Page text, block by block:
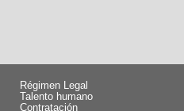
Régimen Legal
Talento humano
Contratación